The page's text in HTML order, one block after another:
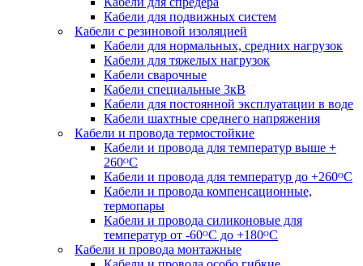
Кабели для подвижных систем
Кабели с резиновой изоляцией
Кабели для нормальных, средних нагрузок
Кабели для тяжелых нагрузок
Кабели сварочные
Кабели специальные 3кВ
Кабели для постоянной эксплуатации в воде
Кабели шахтные среднего напряжения
Кабели и провода термостойкие
Кабели и провода для температур выше +
260ᴼС
Кабели и провода для температур до +260ᴼС
Кабели и провода компенсационные,
термопары
Кабели и провода силиконовые для
температур от -60ᴼC до +180ᴼС
Кабели и провода монтажные